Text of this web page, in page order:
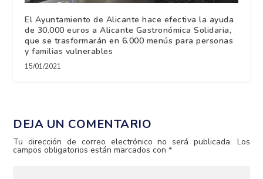
El Ayuntamiento de Alicante hace efectiva la ayuda
de 30.000 euros a Alicante Gastronómica Solidaria,
que se trasformarán en 6.000 menús para personas
y familias vulnerables
15/01/2021
DEJA UN COMENTARIO
Tu dirección de correo electrónico no será publicada. Los
campos obligatorios están marcados con*